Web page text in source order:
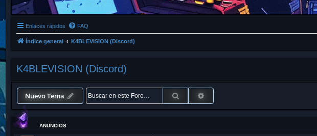
Enlaces rápidos FAQ
Índice general K4BLEVISION (Discord)
K4BLEVISION (Discord)
Nuevo Tema Buscar
ANUNCIOS